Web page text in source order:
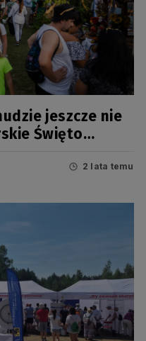
jeszcze nie
Święto
2 lata temu